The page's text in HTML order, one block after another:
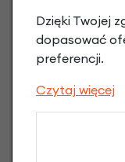
Dzięki Twojej
dopasować
preferencji.
Czytaj więcej